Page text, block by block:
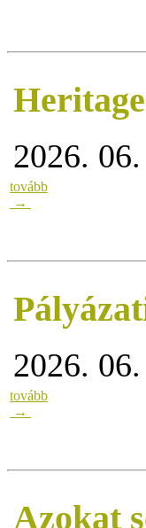
2026.
tovább
→
2026.
tovább
→
Azokat